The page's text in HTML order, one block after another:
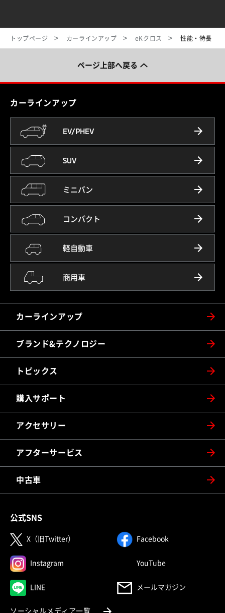
トップページ カーラインアップ eKクロス 性能・特長
ページ上部へ戻る
カーラインアップ
EV/PHEV
SUV
ミニバン
コンパクト
軽自動車
商用車
カーラインアップ
ブランド&テクノロジー
トピックス
購入サポート
アクセサリー
アフターサービス
中古車
公式SNS
X（旧Twitter） （別ウィンドウで開く）Facebook（別ウィンドウ
Instagram （別ウィンドウで開く）YouTube（別ウィンドウで
LINE（別ウィンドウで開く） メールマガジン
ソーシャルメディア一覧（別ウィンドウで開く）